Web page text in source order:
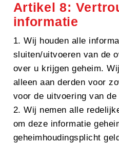
Artikel 8:
informatie
1. Wij houden alle
sluiten/uitvoeren van de
over u krijgen geheim.
alleen aan derden voor
voor de uitvoering van
2. Wij nemen alle
om deze informatie
geheimhoudingsplicht